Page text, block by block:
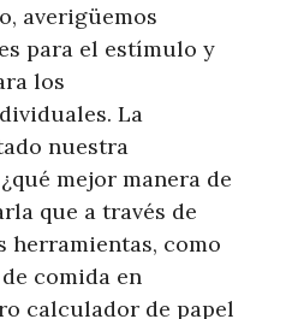
averigüemos
para el estímulo y
los
La
nuestra
mejor manera de
que a través de
herramientas, como
comida en
calculador de papel